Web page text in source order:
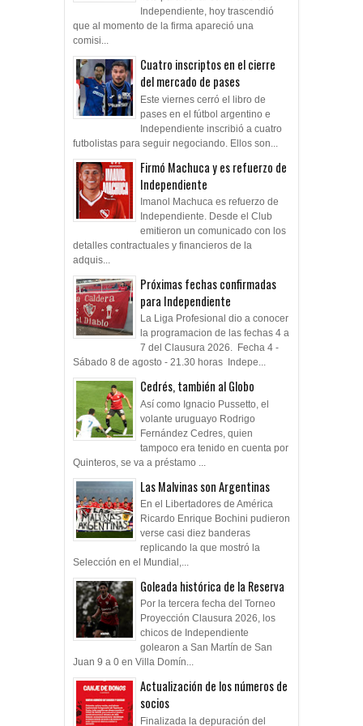
Independiente, hoy trascendió
que al momento de la firma apareció una
comisi...
Cuatro inscriptos en el cierre
del mercado de pases
Este viernes cerró el libro de
pases en el fútbol argentino e
Independiente inscribió a cuatro
futbolistas para seguir negociando. Ellos son...
Firmó Machuca y es refuerzo de
Independiente
Imanol Machuca es refuerzo de
Independiente. Desde el Club
emitieron un comunicado con los
detalles contractuales y financieros de la
adquis...
Próximas fechas confirmadas
para Independiente
La Liga Profesional dio a conocer
la programacion de las fechas 4 a
7 del Clausura 2026. Fecha 4 -
Sábado 8 de agosto - 21.30 horas Indepe...
Cedrés, también al Globo
Así como Ignacio Pussetto, el
volante uruguayo Rodrigo
Fernández Cedres, quien
tampoco era tenido en cuenta por
Quinteros, se va a préstamo ...
Las Malvinas son Argentinas
En el Libertadores de América
Ricardo Enrique Bochini pudieron
verse casi diez banderas
replicando la que mostró la
Selección en el Mundial,...
Goleada histórica de la Reserva
Por la tercera fecha del Torneo
Proyección Clausura 2026, los
chicos de Independiente
golearon a San Martín de San
Juan 9 a 0 en Villa Domín...
Actualización de los números de
socios
Finalizada la depuración del